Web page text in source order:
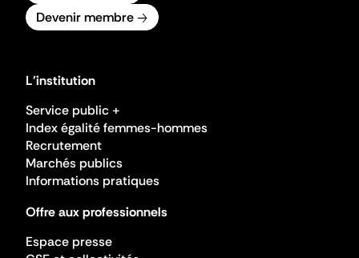
Devenir membre
L'institution
Service public +
Index égalité femmes-hommes
Recrutement
Marchés publics
Informations pratiques
Offre aux professionnels
Espace presse